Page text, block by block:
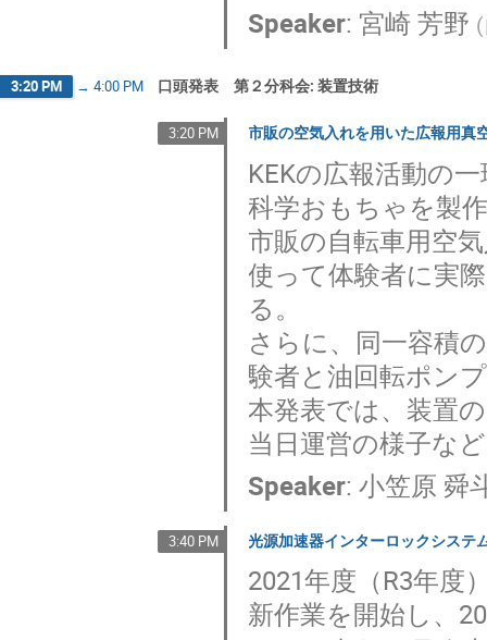
Speaker: 宮崎 芳野 (
3:20 PM → 4:00 PM 口頭発表 第２分科会: 装置技術
3:20 PM 市販の空気入れを用いた広報用真
KEKの広報活動の
科学おもちゃを製
市販の自転車用空
使って体験者に実
る。
さらに、同一容積
験者と油回転ポン
本発表では、装置
当日運営の様子な
Speaker:小笠原 舜
3:40 PM 光源加速器インターロックシステ
2021年度（R3年度
新作業を開始し、